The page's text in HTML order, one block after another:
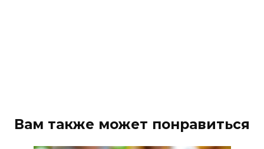
Вам также может понравиться